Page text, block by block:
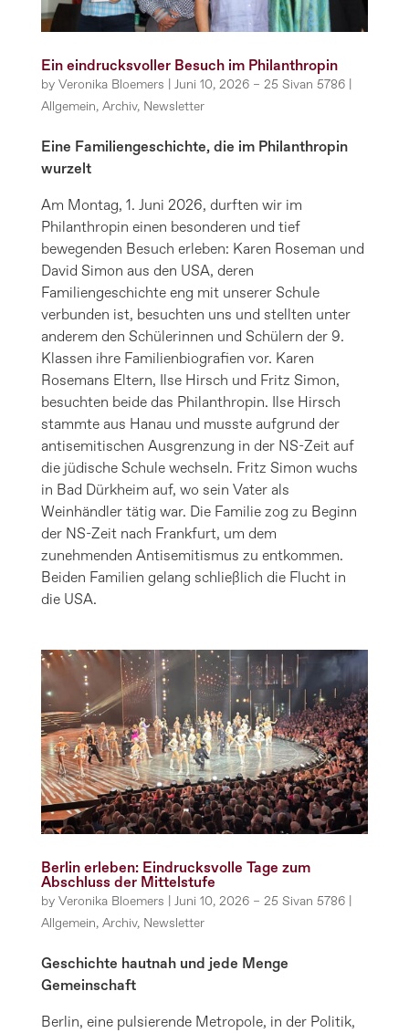
Ein eindrucksvoller Besuch im Philanthropin
by Veronika Bloemers Juni 10, 2026 – 25 Sivan 5786|
Allgemein, Archiv, Newsletter
Eine Familiengeschichte, die im Philanthropin
wurzelt
Am Montag, 1. Juni 2026, durften wir im
Philanthropin einen besonderen und tief
bewegenden Besuch erleben: Karen Roseman und
David Simon aus den USA, deren
Familiengeschichte eng mit unserer Schule
verbunden ist, besuchten uns und stellten unter
anderem den Schülerinnen und Schülern der 9.
Klassen ihre Familienbiografien vor. Karen
Rosemans Eltern, Ilse Hirsch und Fritz Simon,
besuchten beide das Philanthropin. Ilse Hirsch
stammte aus Hanau und musste aufgrund der
antisemitischen Ausgrenzung in der NS-Zeit auf
die jüdische Schule wechseln. Fritz Simon wuchs
in Bad Dürkheim auf, wo sein Vater als
Weinhändler tätig war. Die Familie zog zu Beginn
der NS-Zeit nach Frankfurt, um dem
zunehmenden Antisemitismus zu entkommen.
Beiden Familien gelang schließlich die Flucht in
die USA.
Berlin erleben: Eindrucksvolle Tage zum
Abschluss der Mittelstufe
by Veronika Bloemers Juni 10, 2026 – 25 Sivan 5786|
Allgemein, Archiv, Newsletter
Geschichte hautnah und jede Menge
Gemeinschaft
Berlin, eine pulsierende Metropole, in der Politik,